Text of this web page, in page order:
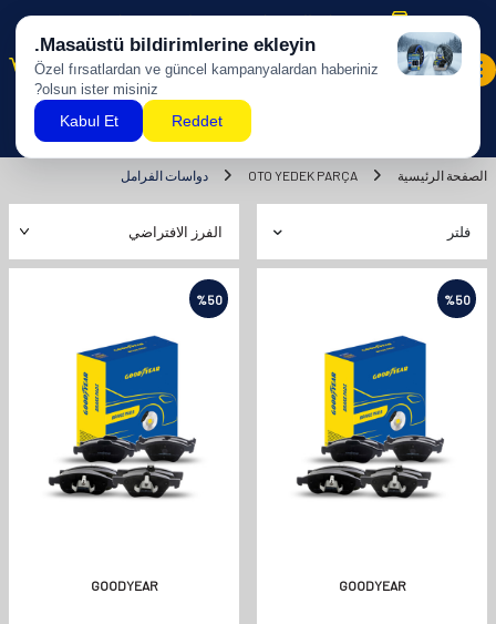
شحن مجاني للمشتريات بقيمة 500 ليرة تركية وما فوق!
الصفحة الرئيسية OTO YEDEK PARÇA دواسات الفرامل
فلتر
%50
GOODYEAR
%50
GOODYEAR